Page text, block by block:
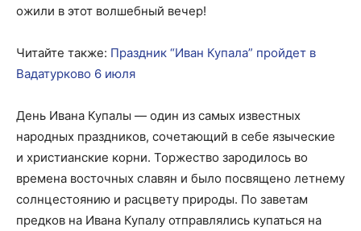
ожили в этот волшебный вечер!
Читайте также: Праздник “Иван Купала” пройдет в
Вадатурково 6 июля
День Ивана Купалы — один из самых известных
народных праздников, сочетающий в себе языческие
и христианские корни. Торжество зародилось во
времена восточных славян и было посвящено летнему
солнцестоянию и расцвету природы. По заветам
предков на Ивана Купалу отправлялись купаться на